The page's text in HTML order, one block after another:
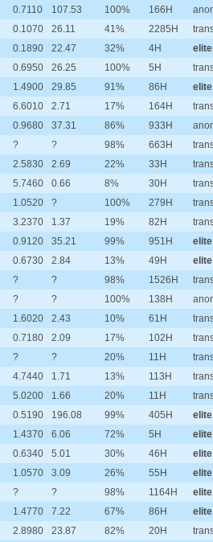
0.7110 107.53 100% 166H
0.1070 26.11 41% 2285H
0.1890 22.47 32% 4H
elite
0.6950 26.25 100% 5H
1.4900 29.85 91% 86H
elite
6.6010 2.71 17% 164H
0.9680 37.31 86% 933H
? ? 98% 663H
2.5830 2.69 22% 33H
5.7460 0.66 8% 30H
1.0520 ? 100% 279H
3.2370 1.37 19% 82H
0.9120 35.21 99% 951H
elite
0.6730 2.84 13% 49H
elite
? ? 98% 1526H
? ? 100% 138H
1.6020 2.43 10% 61H
0.7180 2.09 17% 102H
? ? 20% 11H
4.7440 1.71 13% 113H
5.0200 1.66 20% 11H
0.5190 196.08 99% 405H
elite
1.4370 6.06 72% 5H
elite
0.6340 5.01 30% 46H
elite
1.0570 3.09 26% 55H
elite
? ? 98% 1164H
elite
1.4770 7.22 67% 86H
elite
2.8980 23.87 82% 20H